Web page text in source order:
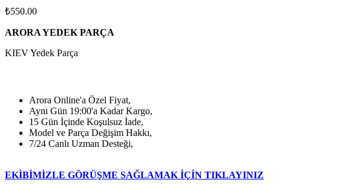
₺550.00
ARORA YEDEK PARÇA
KIEV Yedek Parça
Arora Online'a Özel Fiyat,
Aynı Gün 19:00'a Kadar Kargo,
15 Gün İçinde Koşulsuz İade,
Model ve Parça Değişim Hakkı,
7/24 Canlı Uzman Desteği,
EKİBİMİZLE GÖRÜŞME SAĞLAMAK İÇİN TIKLAYINIZ